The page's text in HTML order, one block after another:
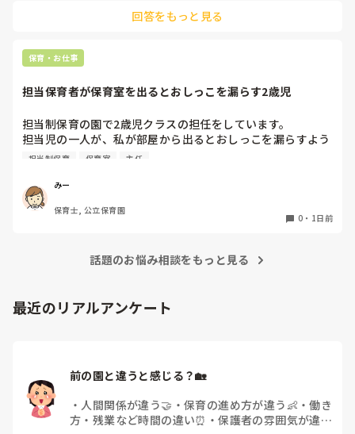
床から支えなしに立ち上がりにくくなり、痛みが走ります。
自転車通勤ですが、それも、膝や太ももに痛みが来始めまし
た。
今は８月。
家でもやることはあります。
日常生活すら支障をきたすほどになりました。
椅子に座って作業をすれば？
と、園で言われました。
なので、子ども椅子程度の高さの踏み台に座って、試してみ
ただじっと座っていても、5分も座ればお尻に痛みがきま
体をひねる、少し立ち上がる、体を折りたたむような姿勢に
腰痛、膝痛お持ちの方は、どの程度の痛みで働かれているの
でしょうか。
用したり、抱っこや重い作業は周囲の先生に相談して頼むよう
回答をもっと見る
保育・お仕事
担当保育者が保育室を出るとおしっこを漏らす2歳児
担当制保育の園で2歳児クラスの担任をしています。
担当児の一人が、私が部屋から出るとおしっこを漏らすよう
になりました。
4月から私への執着が強かったのですが、特に寝かしつけの
時に私がそばに行かないと繰り返し大きい声で呼んだり私が
寝かしつけしている子にちょっかいを出したり、何回もトイ
パンツで寝れる子が増えてきて、寝かしつけの時にトイレに
しかし寝かしつけに入る前にトイレでしっかり排尿している
ので、その子には待っててねといい外に出ていました。今日
しているように見えると言われました。
日頃からそのことの関わりはしっかり持てるように意識はし
ていますが…
今後どのように関わっていけばいいのか悩んでいます。
担当制保育 保育室 主任
みー
保育士, 公立保育園
0 ・ 1日前
話題のお悩み相談をもっと見る
最近のリアルアンケート
前の園と違うと感じる？🏡
・ 人間関係が違う🤝 ・ 保育の進め方が違う👶 ・働き
方・残業など時間の違い⏰ ・保護者の雰囲気が違う